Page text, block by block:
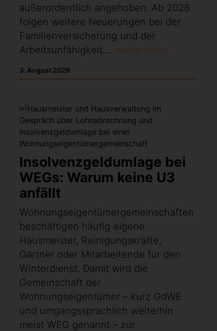
außerordentlich angehoben. Ab 2028
folgen weitere Neuerungen bei der
Familienversicherung und der
Arbeitsunfähigkeit.... weiterlesen
3. August 2026
Insolvenzgeldumlage bei
WEGs: Warum keine U3
anfällt
Wohnungseigentümergemeinschaften
beschäftigen häufig eigene
Hausmeister, Reinigungskräfte,
Gärtner oder Mitarbeitende für den
Winterdienst. Damit wird die
Gemeinschaft der
Wohnungseigentümer – kurz GdWE
und umgangssprachlich weiterhin
meist WEG genannt – zur